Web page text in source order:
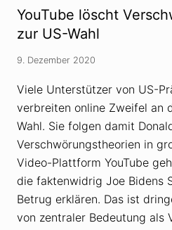
e
n
k
n
e
n
t
e
e
r
w
e
r
d
e
g
e
w
i
n
n
a
u
c
h
A
n
ä
n
g
e
r
i
YouTube löscht
zur US-Wahl
9. Dezember 2020
Viele Unterstützer von US-
verbreiten online Zweifel an
Wahl. Sie folgen damit
Verschwörungstheorien in
Video-Plattform YouTube
die faktenwidrig Joe Bidens
Betrug erklären. Das ist
von zentraler Bedeutung als